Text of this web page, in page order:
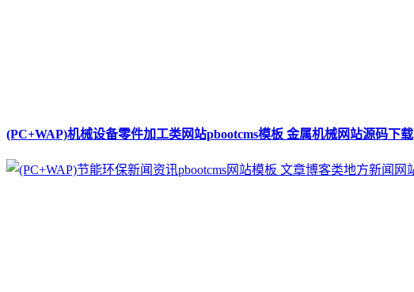
(PC+WAP)机械设备零件加工类网站pbootcms模板 金属机械网站源码下载